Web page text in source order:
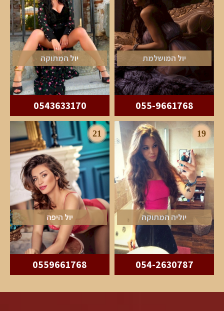
יול המושלמת
055-9661768
יול המתוקה
0543633170
19
יוליה המתוקה
054-2630787
21
יול היפה
0559661768